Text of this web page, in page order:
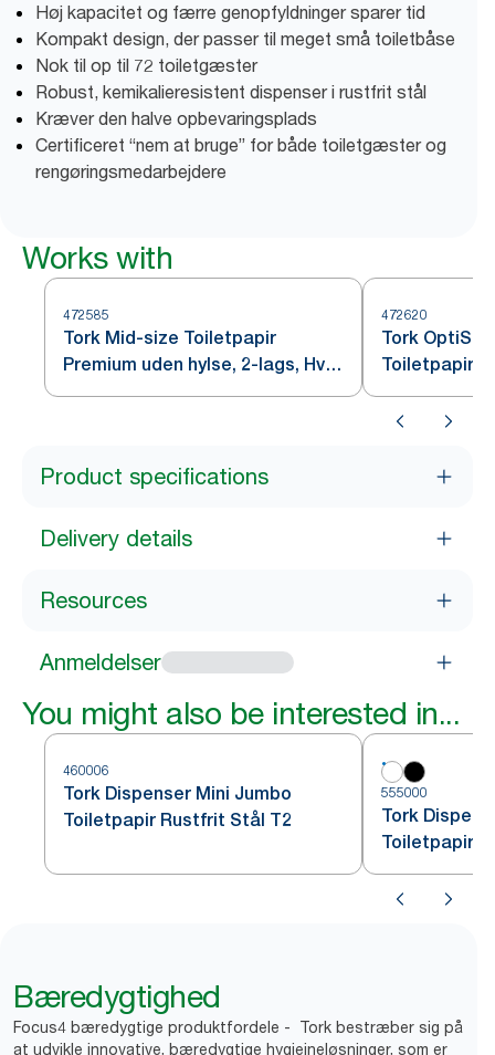
Høj kapacitet og færre genopfyldninger sparer tid
Kompakt design, der passer til meget små toiletbåse
Nok til op til 72 toiletgæster
Robust, kemikalieresistent dispenser i rustfrit stål
Kræver den halve opbevaringsplads
Certificeret “nem at bruge” for både toiletgæster og
rengøringsmedarbejdere
Works with
472585
Tork Mid-size Toiletpapir
Premium uden hylse, 2-lags, Hvid
T7
472620
Tork
Toiletpapir
Product specifications
Delivery details
Resources
Anmeldelser
You might also be interested in...
460006
Tork Dispenser Mini Jumbo
Toiletpapir Rustfrit Stål T2
555000
Tork
Toiletpapir
Bæredygtighed
Focus4 bæredygtige produktfordele - Tork bestræber sig på
at udvikle innovative, bæredygtige hygiejneløsninger, som er